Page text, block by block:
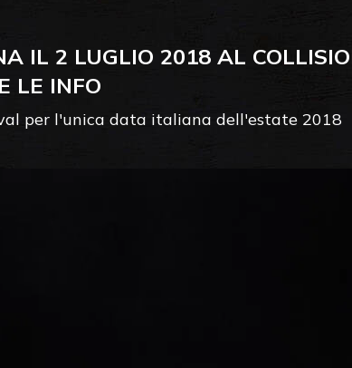
IL 2 LUGLIO 2018 AL
LE INFO
per l'unica data italiana dell'estate 2018